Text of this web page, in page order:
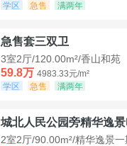
学区
急售 满两年
急售套三双卫
3室2厅/120.00m²/香山和苑
59.8万 4983.33元/m²
学区
急售 满两年
城北人民公园旁精华逸
2室2厅/90.00m²/精华逸景一